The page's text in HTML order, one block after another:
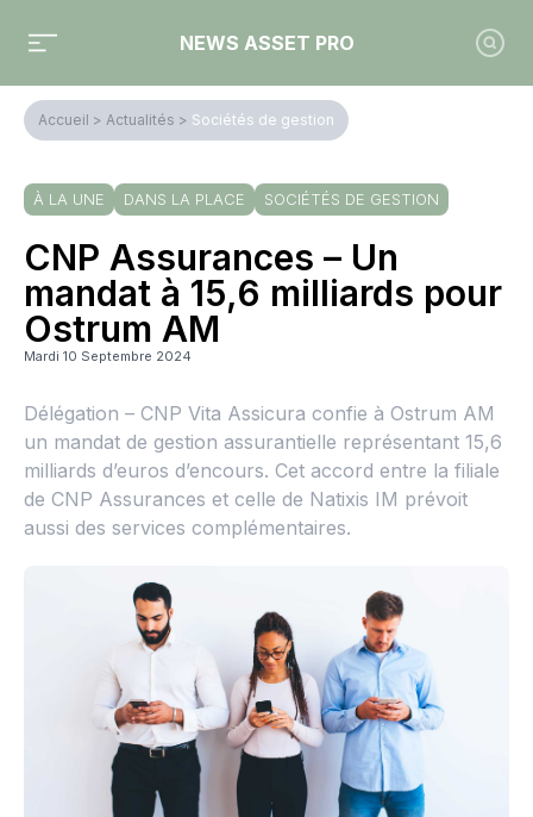
NEWS ASSET PRO
Accueil > Actualités > Sociétés de gestion
À LA UNE DANS LA PLACE SOCIÉTÉS DE GESTION
CNP Assurances – Un
mandat à 15,6 milliards pour
Ostrum AM
Mardi 10 Septembre 2024
Délégation – CNP Vita Assicura confie à Ostrum AM
un mandat de gestion assurantielle représentant 15,6
milliards d’euros d’encours. Cet accord entre la filiale
de CNP Assurances et celle de Natixis IM prévoit
aussi des services complémentaires.